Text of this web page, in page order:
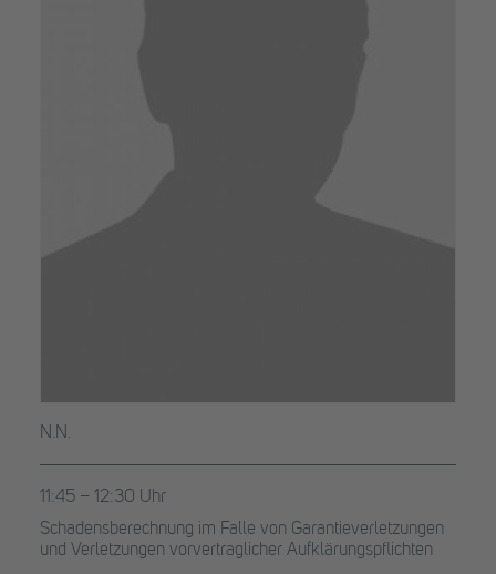
N.N.
11:45 – 12:30 Uhr
Schadensberechnung im Falle von Garantieverletzungen
und Verletzungen vorvertraglicher Aufklärungspflichten